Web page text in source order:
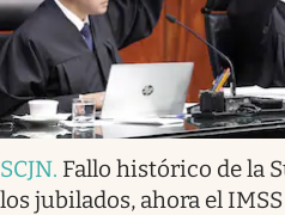
SCJN. Fallo histórico de la
los jubilados, ahora el